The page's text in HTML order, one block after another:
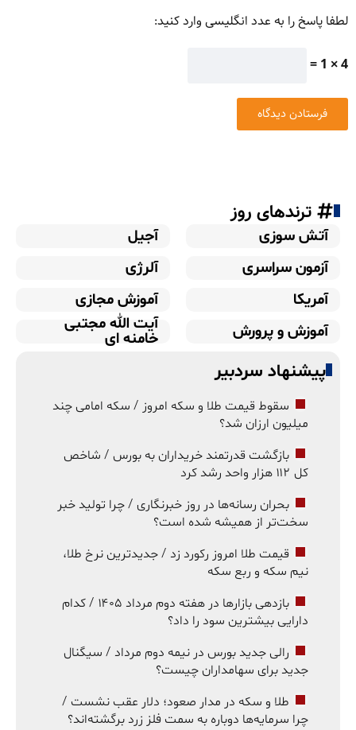
لطفا پاسخ را به عدد انگلیسی وارد کنید:
4 × 1 =
ترندهای روز
آتش سوزی
آجیل
آزمون سراسری
آلرژی
آمریکا
آموزش مجازی
آموزش و پرورش
آیت الله مجتبی
خامنه ای
پیشنهاد سردبیر
سقوط قیمت طلا و سکه امروز / سکه امامی چند
میلیون ارزان شد؟
بازگشت قدرتمند خریداران به بورس / شاخص
کل ۱۱۲ هزار واحد رشد کرد
بحران رسانه‌ها در روز خبرنگاری / چرا تولید خبر
سخت‌تر از همیشه شده است؟
قیمت طلا امروز رکورد زد / جدیدترین نرخ طلا،
نیم سکه و ربع سکه
بازدهی بازارها در هفته دوم مرداد ۱۴۰۵ / کدام
دارایی بیشترین سود را داد؟
رالی جدید بورس در نیمه دوم مرداد / سیگنال
جدید برای سهامداران چیست؟
طلا و سکه در مدار صعود؛ دلار عقب نشست /
چرا سرمایه‌ها دوباره به سمت فلز زرد برگشته‌اند؟